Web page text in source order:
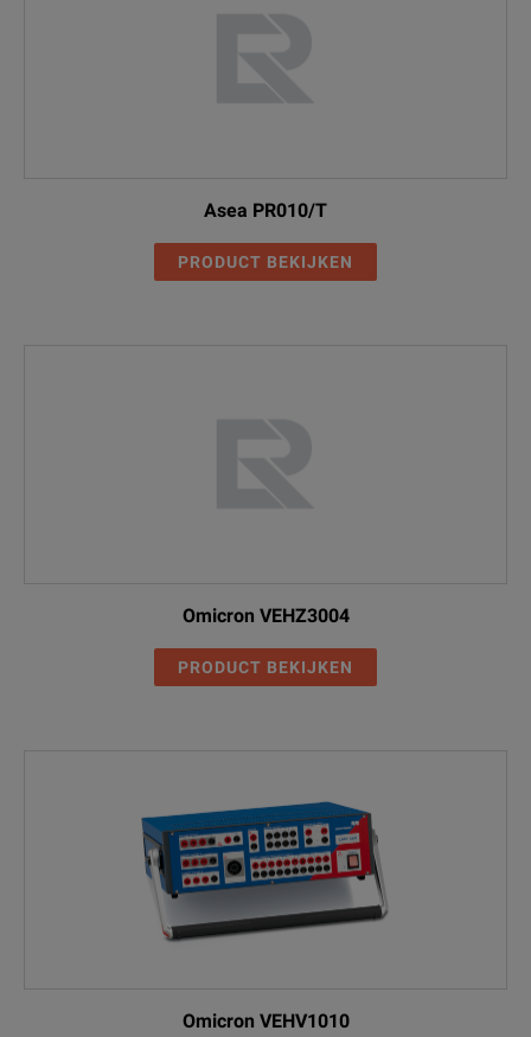
Asea PR010/T
PRODUCT BEKIJKEN
Omicron VEHZ3004
PRODUCT BEKIJKEN
Omicron VEHV1010